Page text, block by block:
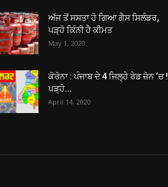
ਅੱਜ ਤੋਂ ਸਸਤਾ ਹੋ ਗਿਆ ਗੈਸ ਸਿਲੰਡਰ,
ਪੜ੍ਹੋ ਕਿੰਨੀ ਹੈ ਕੀਮਤ
May 1, 2020
ਕੋਰੋਨਾ : ਪੰਜਾਬ ਦੇ 4 ਜਿਲ੍ਹੇ ਰੇਡ ਜ਼ੋਨ ‘ਚ !
ਪੜ੍ਹੋ...
April 14, 2020